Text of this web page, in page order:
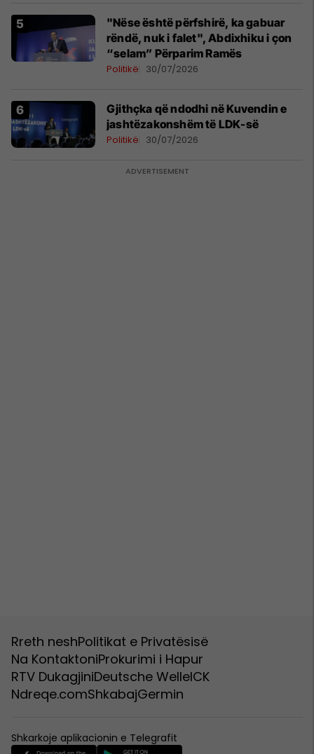
"Nëse është përfshirë, ka gabuar
rëndë, nuk i falet", Abdixhiku i çon
“selam” Përparim Ramës
Politikë 30/07/2026
Gjithçka që ndodhi në Kuvendin e
jashtëzakonshëm të LDK-së
Politikë 30/07/2026
Rreth neshPolitikat e Privatësisë
Na KontaktoniProkurimi i Hapur
RTV DukagjiniDeutsche WelleICK
Ndreqe.comShkabajGermin
Shkarkoje aplikacionin e Telegrafit